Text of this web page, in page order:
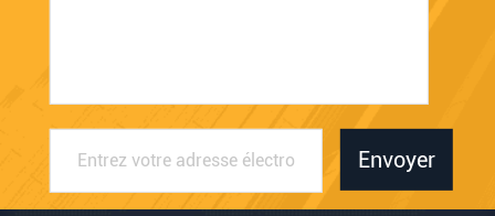
Envoyer